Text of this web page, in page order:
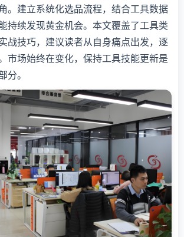
。建立系统化选品流程，结合工具数据
持续发现黄金机会。本文覆盖了工具类
战技巧，建议读者从自身痛点出发，逐
市场始终在变化，保持工具技能更新是
分。